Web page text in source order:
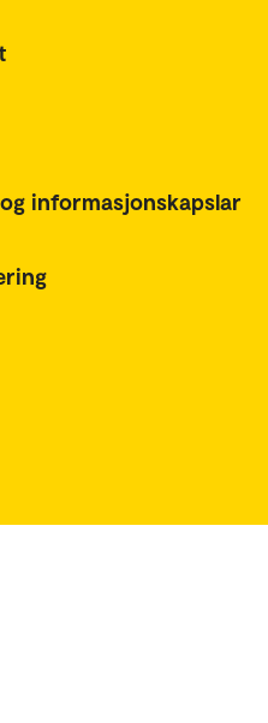
informasjonskapslar